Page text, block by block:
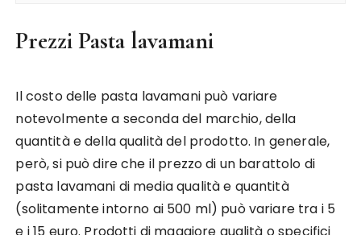
Prezzi Pasta lavamani
Il costo delle pasta lavamani può variare
notevolmente a seconda del marchio, della
quantità e della qualità del prodotto. In generale,
però, si può dire che il prezzo di un barattolo di
pasta lavamani di media qualità e quantità
(solitamente intorno ai 500 ml) può variare tra i 5